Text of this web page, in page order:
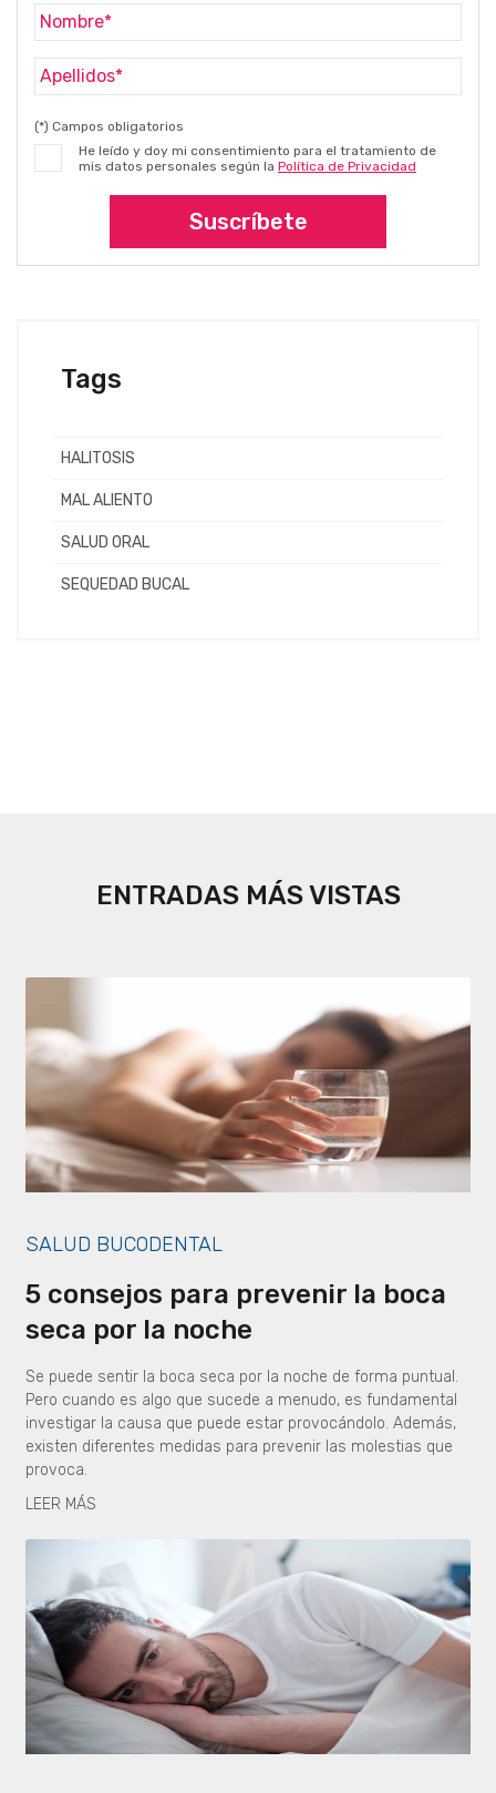
(*) Campos obligatorios
He leído y doy mi consentimiento para el tratamiento de
mis datos personales según la Política de Privacidad
Suscríbete
Tags
HALITOSIS
MAL ALIENTO
SALUD ORAL
SEQUEDAD BUCAL
ENTRADAS MÁS VISTAS
SALUD BUCODENTAL
5 consejos para prevenir la boca
seca por la noche
Se puede sentir la boca seca por la noche de forma puntual.
Pero cuando es algo que sucede a menudo, es fundamental
investigar la causa que puede estar provocándolo. Además,
existen diferentes medidas para prevenir las molestias que
provoca.
LEER MÁS